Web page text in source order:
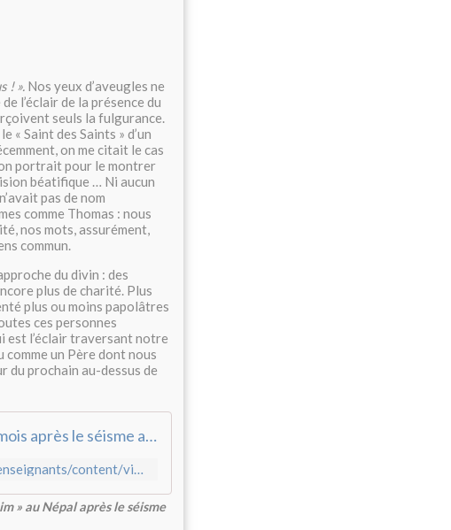
! ». Nos yeux d’aveugles ne
l’éclair de la présence du
seuls la fulgurance.
« Saint des Saints » d’un
on me citait le cas
portrait pour le montrer
béatifique … Ni aucun
pas de nom
comme Thomas : nous
nos mots, assurément,
commun.
du divin : des
plus de charité. Plus
plus ou moins papolâtres
ces personnes
est l’éclair traversant notre
un Père dont nous
du prochain au-dessus de
Vidéo : 6 mois après le séisme au Népal
http://www.actioncontrelafaim.org/fr/espace-jeunes-enseignants/content/video-6-mois-apres-le-seisme-au-nepal
» au Népal après le séisme